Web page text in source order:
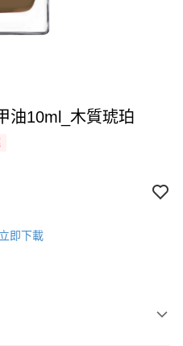
油10ml_木質琥珀
立即下載